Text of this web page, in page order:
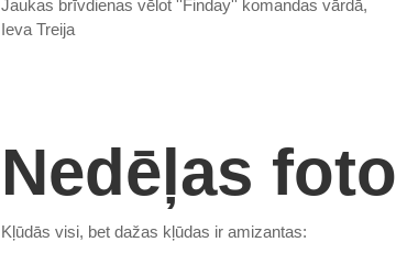
Jaukas brīvdienas vēlot ''Finday'' komandas vārdā,
Ieva Treija
Nedēļas foto
Kļūdās visi, bet dažas kļūdas ir amizantas: